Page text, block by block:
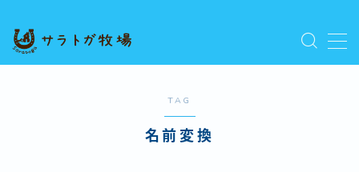
MENU
利用規約／特定商取引法に基づく表記
TAG
名前変換